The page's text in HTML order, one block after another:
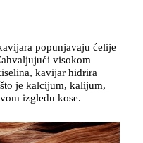
popunjavaju ćelije
visokom
kavijar hidrira
je kalcijum, kalijum,
izgledu kose.